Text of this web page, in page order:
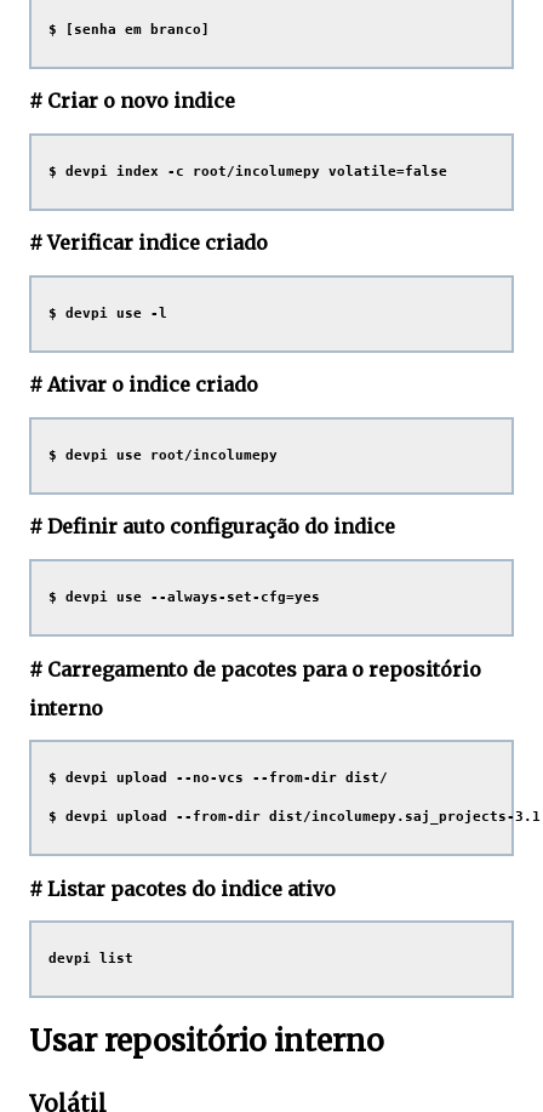
# Criar o novo indice
$ devpi index -c root/incolumepy volatile=false
# Verificar indice criado
# Ativar o indice criado
$ devpi use root/incolumepy
# Definir auto configuração do indice
# Carregamento de pacotes para o repositório
interno
$ devpi upload --no-vcs --from-dir dist/
# Listar pacotes do indice ativo
Usar repositório interno
Volátil